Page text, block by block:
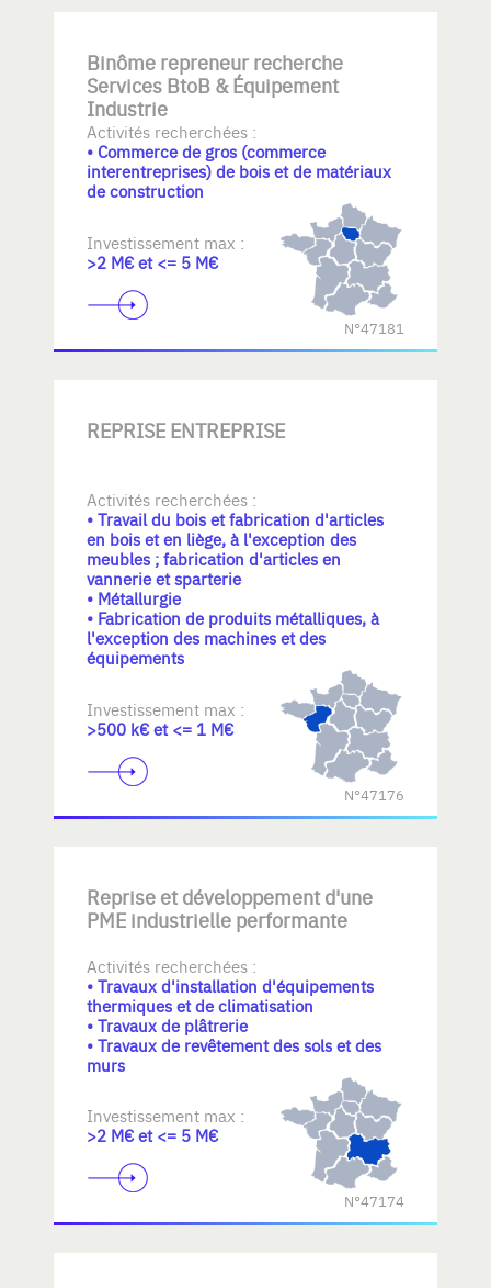
Binôme repreneur recherche
Services BtoB & Équipement
Industrie
Activités recherchées :
• Commerce de gros (commerce
interentreprises) de bois et de matériaux
de construction
Investissement max :
>2 M€ et <= 5 M€
N°47181
REPRISE ENTREPRISE
Activités recherchées :
• Travail du bois et fabrication d'articles
en bois et en liège, à l'exception des
meubles ; fabrication d'articles en
vannerie et sparterie
• Métallurgie
• Fabrication de produits métalliques, à
l'exception des machines et des
équipements
Investissement max :
>500 k€ et <= 1 M€
N°47176
Reprise et développement d'une
PME industrielle performante
Activités recherchées :
• Travaux d'installation d'équipements
thermiques et de climatisation
• Travaux de plâtrerie
• Travaux de revêtement des sols et des
murs
Investissement max :
>2 M€ et <= 5 M€
N°47174